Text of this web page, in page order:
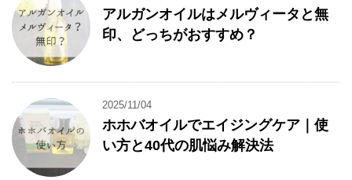
アルガンオイルはメルヴィータと無
印、どっちがおすすめ？
2025/11/04
ホホバオイルでエイジングケア｜使
い方と40代の肌悩み解決法